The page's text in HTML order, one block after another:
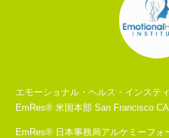
エモーショナル・ヘルス・インステ
EmRes® 米国本部 San Francisco
EmRes® 日本事務局アルケミーフォ